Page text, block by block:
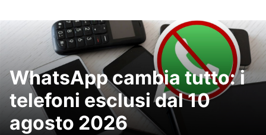
WhatsApp cambia tutto: i
telefoni esclusi dal 10
agosto 2026